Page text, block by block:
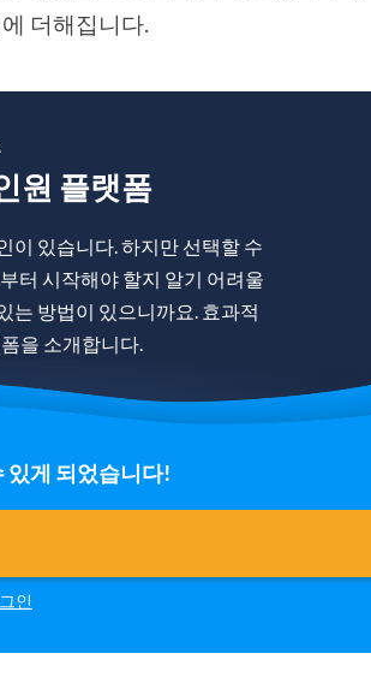
더해집니다.
원 플랫폼
이 있습니다. 하지만 선택할 수
터 시작해야 할지 알기 어려울
는 방법이 있으니까요. 효과적
을 소개합니다.
있게 되었습니다!
인